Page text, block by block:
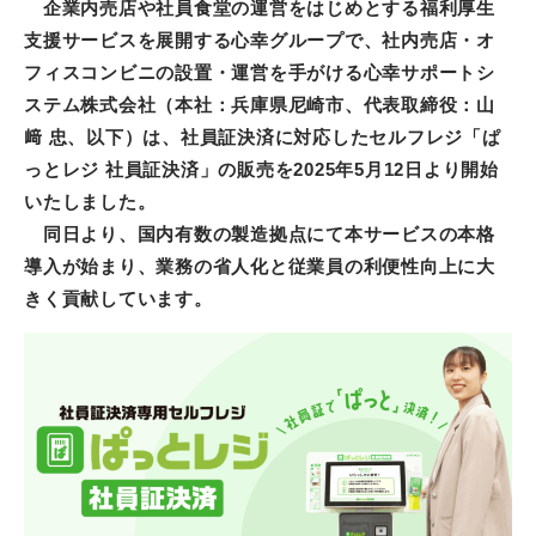
企業内売店や社員食堂の運営をはじめとする福利厚生
支援サービスを展開する心幸グループで、社内売店・オ
フィスコンビニの設置・運営を手がける心幸サポートシ
ステム株式会社（本社：兵庫県尼崎市、代表取締役：山
﨑 忠、以下）は、社員証決済に対応したセルフレジ「ぱ
っとレジ 社員証決済」の販売を2025年5月12日より開始
いたしました。
同日より、国内有数の製造拠点にて本サービスの本格
導入が始まり、業務の省人化と従業員の利便性向上に大
きく貢献しています。